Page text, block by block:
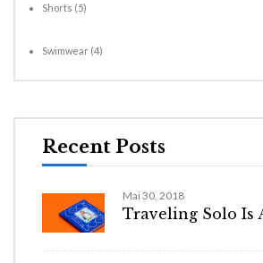
Shorts (5)
Swimwear (4)
Recent Posts
Mai 30, 2018
Traveling Solo Is